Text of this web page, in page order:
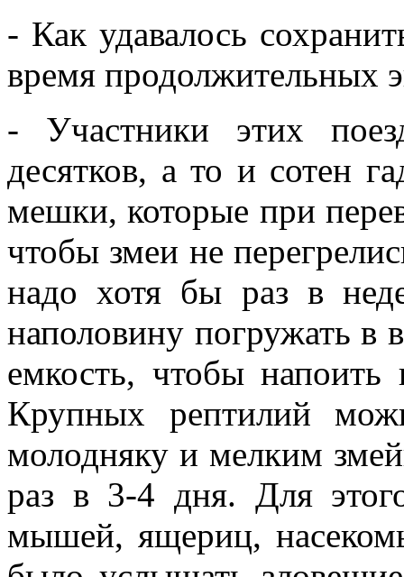
- Как удавалось
время продолжительных
- Участники этих
десятков, а то и сотен
мешки, которые при
чтобы змеи не
надо хотя бы раз в
наполовину погружать в
емкость, чтобы
Крупных рептилий
молодняку и мелким
раз в 3-4 дня. Для
мышей, ящериц,